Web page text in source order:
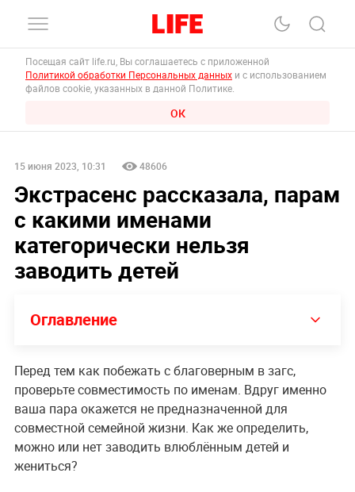
Посещая сайт life.ru, Вы соглашаетесь с приложенной
Политикой обработки Персональных данных и с использованием
файлов cookie, указанных в данной Политике.
ОК
15 июня 2023, 10:31 48606
Экстрасенс рассказала, парам
с какими именами
категорически нельзя
заводить детей
Оглавление
Перед тем как побежать с благоверным в загс,
проверьте совместимость по именам. Вдруг именно
ваша пара окажется не предназначенной для
совместной семейной жизни. Как же определить,
можно или нет заводить влюблённым детей и
жениться?